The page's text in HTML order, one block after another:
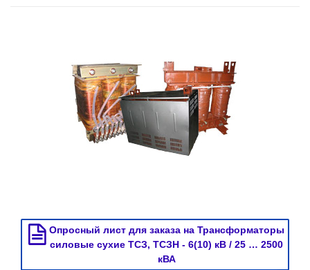
Опросный лист для заказа на Трансформаторы
силовые сухие ТСЗ, ТСЗН - 6(10) кВ / 25 … 2500
кВА